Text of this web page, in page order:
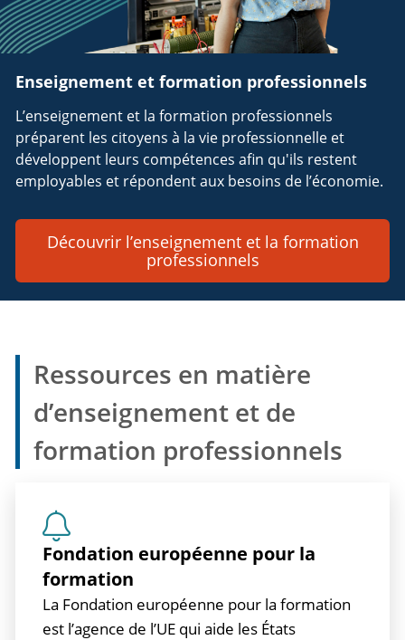
Enseignement et formation professionnels
L’enseignement et la formation professionnels
préparent les citoyens à la vie professionnelle et
développent leurs compétences afin qu'ils restent
employables et répondent aux besoins de l’économie.
Découvrir l’enseignement et la formation
professionnels
Ressources en matière
d’enseignement et de
formation professionnels
Fondation européenne pour la
formation
La Fondation européenne pour la formation
est l’agence de l’UE qui aide les États